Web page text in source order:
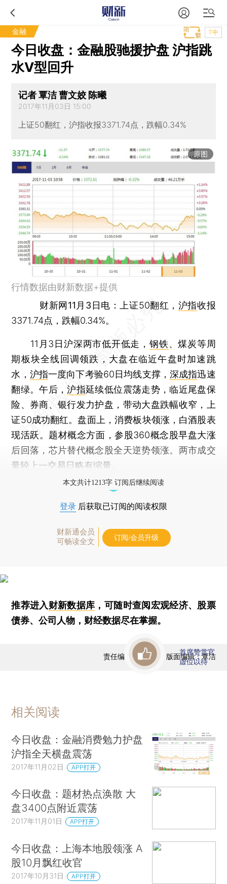
金融 T中
今日收盘：金融股驰援护盘 沪指跳
水V型回升
记者 覃洁 曹文姣 陈曦
2017年11月03日 15:00
上证50翻红，沪指收报3371.74点，跌幅0.34%
原图
行情数据由财新数据+提供
财新网11月3日电 ：上证50翻红， 沪指收报
3371.74点，跌幅0.34%。
11月3日沪深两市低开低走， 钢铁、煤炭等周
期板块全线回调领跌，大盘在临近午盘时加速跳
水， 沪指一度向下考验60日均线支撑，深成指迅速
翻绿。午后，沪指延续低位震荡走势，临近尾盘保
险、券商、银行发力护盘，带动大盘跌幅收窄，上
证50成功翻红。盘面上，消费板块领涨，白酒股表
现活跃。题材概念方面，参股360概念股早盘大涨
后回落，芯片替代概念股全天逆势领涨。两市成交
量较上一交易日略有缩量。
本文共计1213字 订阅后继续阅读
登录 后获取已订阅的阅读权限
财新通会员
可畅读全文
订阅/会员升级
推荐进入财新数据库 ，可随时查阅宏观经济、股票
债券、公司人物，财经数据尽在掌握。
责任编辑：曹文姣 | 版面编辑：覃洁
首席赞赏官
虚位以待
相关阅读
今日收盘：金融消费勉力护盘
沪指全天横盘震荡
2017年11月02日 APP打开
今日收盘：题材热点涣散 大
盘3400点附近震荡
2017年11月01日 APP打开
今日收盘：上海本地股领涨 A
股10月飘红收官
2017年10月31日 APP打开